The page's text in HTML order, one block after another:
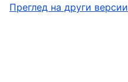
преглед на други версии